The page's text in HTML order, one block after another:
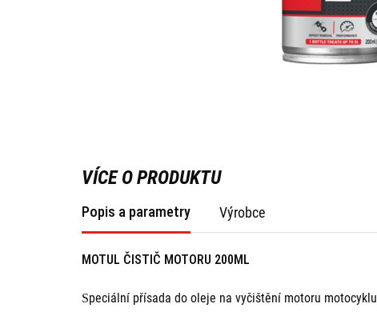
VÍCE O PRODUKTU
Popis a parametry Výrobce
MOTUL ČISTIČ MOTORU 200ML
Speciální přísada do oleje na vyčištění motoru